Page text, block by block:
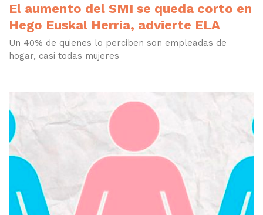
El aumento del SMI se queda corto en
Hego Euskal Herria, advierte ELA
Un 40% de quienes lo perciben son empleadas de
hogar, casi todas mujeres